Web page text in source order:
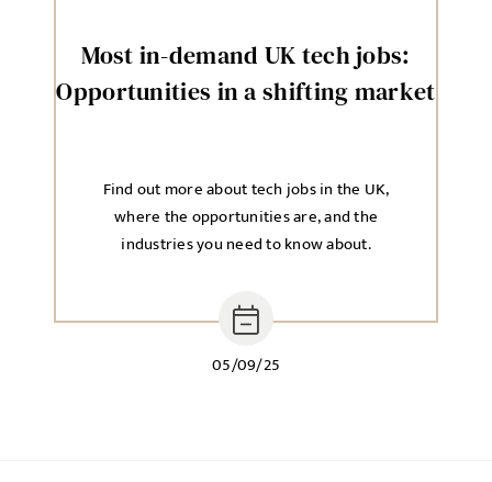
Most in-demand UK tech jobs:
Opportunities in a shifting market
05/09/25
Find out more about tech jobs in the UK,
where the opportunities are, and the
industries you need to know about.